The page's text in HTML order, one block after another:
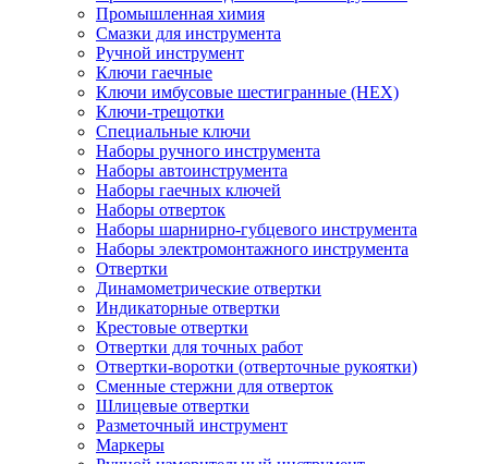
Промышленная химия
Смазки для инструмента
Ручной инструмент
Ключи гаечные
Ключи имбусовые шестигранные (HEX)
Ключи-трещотки
Специальные ключи
Наборы ручного инструмента
Наборы автоинструмента
Наборы гаечных ключей
Наборы отверток
Наборы шарнирно-губцевого инструмента
Наборы электромонтажного инструмента
Отвертки
Динамометрические отвертки
Индикаторные отвертки
Крестовые отвертки
Отвертки для точных работ
Отвертки-воротки (отверточные рукоятки)
Сменные стержни для отверток
Шлицевые отвертки
Разметочный инструмент
Маркеры